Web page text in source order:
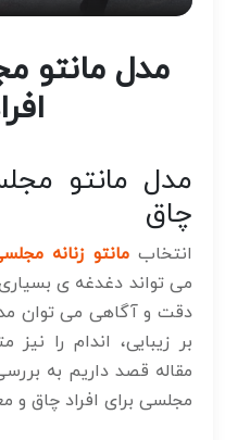
مدل مانتو
مدل مانتو
چاق
انتخابمانتو زنانه
می تواند دغدغه ی
دقت و آگاهی می توان
بر زیبایی، اندام را
مقاله قصد داریم به
مجلسی برای افراد چاق و